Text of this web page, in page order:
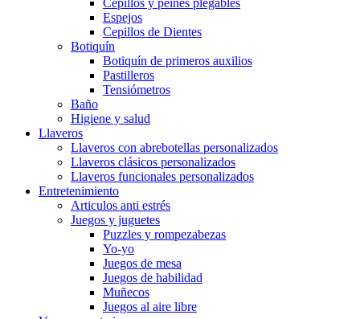
Espejos
Cepillos de Dientes
Botiquín
Botiquín de primeros auxilios
Pastilleros
Tensiómetros
Baño
Higiene y salud
Llaveros
Llaveros con abrebotellas personalizados
Llaveros clásicos personalizados
Llaveros funcionales personalizados
Entretenimiento
Articulos anti estrés
Juegos y juguetes
Puzzles y rompezabezas
Yo-yo
Juegos de mesa
Juegos de habilidad
Muñecos
Juegos al aire libre